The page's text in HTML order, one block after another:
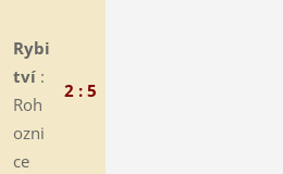
Rybi
tví :
Roh
ozni
ce
2 : 5